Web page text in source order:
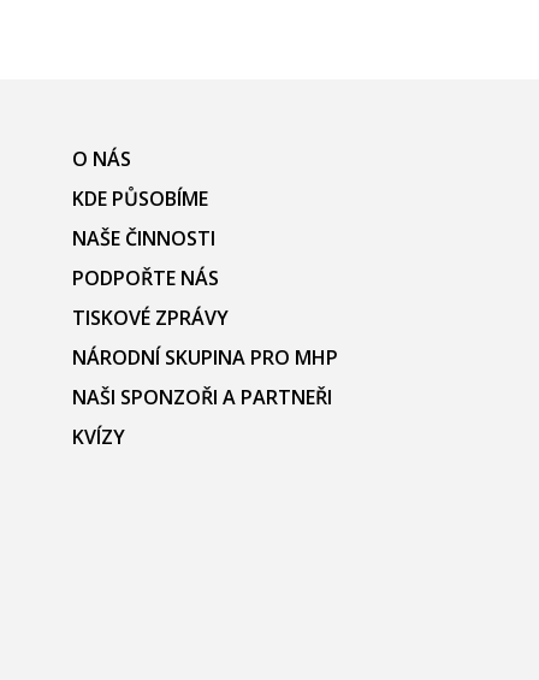
O NÁS
KDE PŮSOBÍME
NAŠE ČINNOSTI
PODPOŘTE NÁS
TISKOVÉ ZPRÁVY
NÁRODNÍ SKUPINA PRO MHP
NAŠI SPONZOŘI A PARTNEŘI
KVÍZY